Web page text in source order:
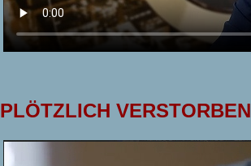
PLÖTZLICH VERSTORBEN